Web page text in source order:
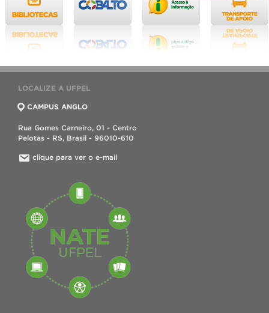
LOCALIZE A UFPEL
CAMPUS ANGLO
Rua Gomes Carneiro, 01 - Centro
Pelotas - RS, Brasil - 96010-610
clique para ver o e-mail